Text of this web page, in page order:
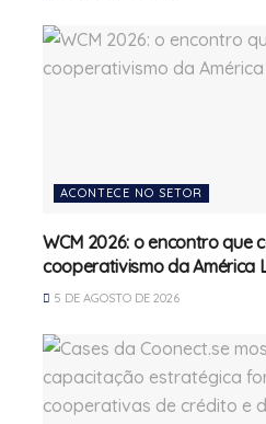
ACONTECE NO SETOR
WCM 2026: o encontro que
cooperativismo da América
5 DE AGOSTO DE 2026